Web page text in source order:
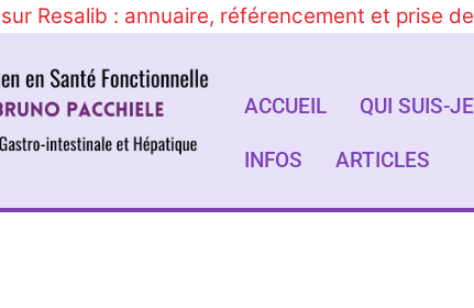
Resalib : annuaire, référencement et prise
ACCUEIL QUI SUIS-
INFOS ARTICLES